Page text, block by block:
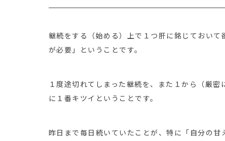
継続をする（始める）上で１つ肝に銘じておい
が必要」ということです。
１度途切れてしまった継続を、また１から（厳
に１番キツイということです。
昨日まで毎日続いていたことが、特に「自分の